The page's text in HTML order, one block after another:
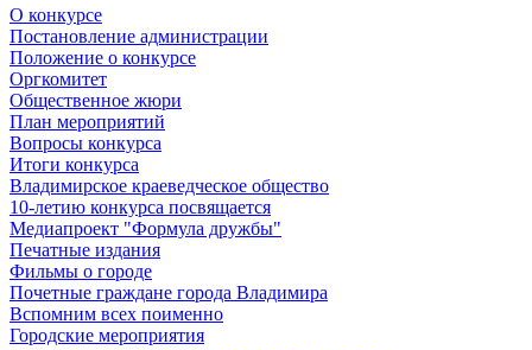
О конкурсе
Постановление администрации
Положение о конкурсе
Оргкомитет
Общественное жюри
План мероприятий
Вопросы конкурса
Итоги конкурса
Владимирское краеведческое общество
10-летию конкурса посвящается
Медиапроект "Формула дружбы"
Печатные издания
Фильмы о городе
Почетные граждане города Владимира
Вспомним всех поименно
Городские мероприятия